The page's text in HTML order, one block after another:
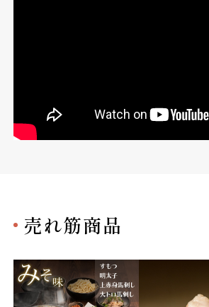
売れ筋商品